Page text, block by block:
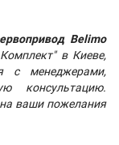
Belimo
в Киеве,
с менеджерами,
консультацию.
ваши пожелания